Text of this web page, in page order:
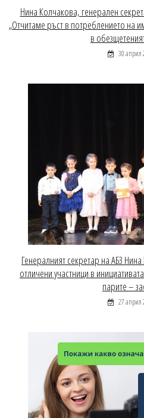
Нина Колчакова, генерален
„Отчитаме ръст в потреблението на
в
30 април
Генералният секретар на АБЗ
отличени участници в
парите –
27 април